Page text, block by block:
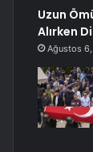
Uzun
Alırken
Ağustos